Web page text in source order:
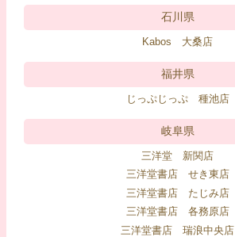
石川県
Kabos 大桑店
福井県
じっぷじっぷ 種池店
岐阜県
三洋堂 新関店
三洋堂書店 せき東店
三洋堂書店 たじみ店
三洋堂書店 各務原店
三洋堂書店 瑞浪中央店